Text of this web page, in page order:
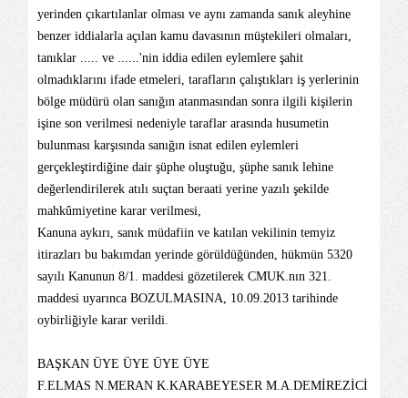
yerinden çıkartılanlar olması ve aynı zamanda sanık aleyhine
benzer iddialarla açılan kamu davasının müştekileri olmaları,
tanıklar ..... ve ......'nin iddia edilen eylemlere şahit
olmadıklarını ifade etmeleri, tarafların çalıştıkları iş yerlerinin
bölge müdürü olan sanığın atanmasından sonra ilgili kişilerin
işine son verilmesi nedeniyle taraflar arasında husumetin
bulunması karşısında sanığın isnat edilen eylemleri
gerçekleştirdiğine dair şüphe oluştuğu, şüphe sanık lehine
değerlendirilerek atılı suçtan beraati yerine yazılı şekilde
mahkûmiyetine karar verilmesi,
Kanuna aykırı, sanık müdafiin ve katılan vekilinin temyiz
itirazları bu bakımdan yerinde görüldüğünden, hükmün 5320
sayılı Kanunun 8/1. maddesi gözetilerek CMUK.nın 321.
maddesi uyarınca BOZULMASINA, 10.09.2013 tarihinde
oybirliğiyle karar verildi.
BAŞKAN ÜYE ÜYE ÜYE ÜYE
F.ELMAS N.MERAN K.KARABEYESER M.A.DEMİREZİCİ